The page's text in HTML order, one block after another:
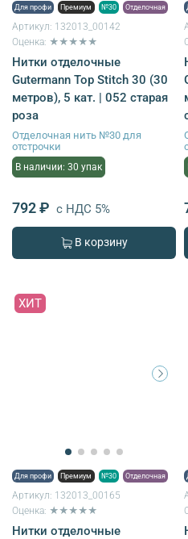
Для профи Премиум №30 Отделочная
Артикул: 132013_00142
Оценка: ★★★★★
Нитки отделочные
Gutermann Top Stitch 30 (30
метров), 5 кат. | 052 старая
роза
Отделочная нить №30 для
отстрочки
В наличии: 30 упак
792 ₽ с НДС 5%
В корзину
ХИТ
Для профи Премиум №30 Отделочная
Артикул: 132013_00165
Оценка: ★★★★★
Нитки отделочные